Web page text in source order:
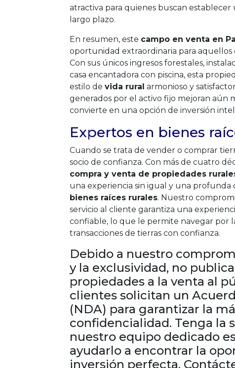
atractiva para quienes buscan establecer
largo plazo.
En resumen, este campo en venta en
oportunidad extraordinaria para
Con sus únicos ingresos forestales,
casa encantadora con piscina, esta
estilo de vida rural armonioso y
generados por el activo fijo mejoran aún
convierte en una opción de inversión
Expertos en bienes
Cuando se trata de vender o comprar
socio de confianza. Con más de cuatro
compra y venta de propiedades
una experiencia sin igual y una profunda
bienes raíces rurales. Nuestro
servicio al cliente garantiza una
confiable, lo que le permite navegar por
transacciones de tierras con confianza.
Debido a nuestro
y la exclusividad, no
propiedades a la venta al
clientes solicitan un
(NDA) para garantizar la
confidencialidad. Tenga la
nuestro equipo dedicado
ayudarlo a encontrar la
inversión perfecta.